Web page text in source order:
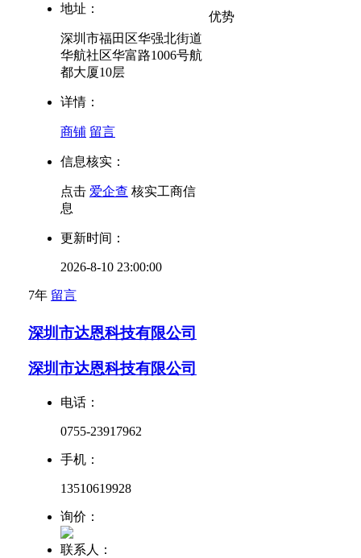
地址：
深圳市福田区华强北街道
华航社区华富路1006号航
都大厦10层
详情：
商铺 留言
信息核实：
点击 爱企查 核实工商信
息
更新时间：
2026-8-10 23:00:00
7年 留言
优势
深圳市达恩科技有限公司
深圳市达恩科技有限公司
电话：
0755-23917962
手机：
13510619928
询价：
联系人：